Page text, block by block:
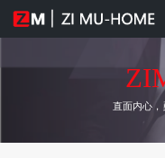
直面内心，